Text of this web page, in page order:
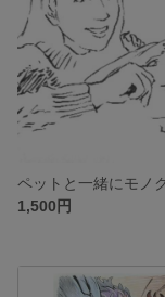
1,500円